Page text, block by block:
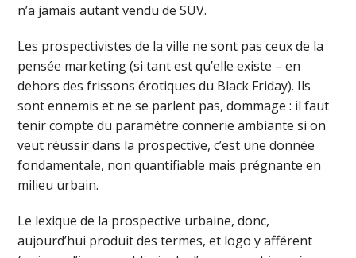
n’a jamais autant vendu de SUV.
Les prospectivistes de la ville ne sont pas ceux de la
pensée marketing (si tant est qu’elle existe – en
dehors des frissons érotiques du Black Friday). Ils
sont ennemis et ne se parlent pas, dommage : il faut
tenir compte du paramètre connerie ambiante si on
veut réussir dans la prospective, c’est une donnée
fondamentale, non quantifiable mais prégnante en
milieu urbain.
Le lexique de la prospective urbaine, donc,
aujourd’hui produit des termes, et logo y afférent